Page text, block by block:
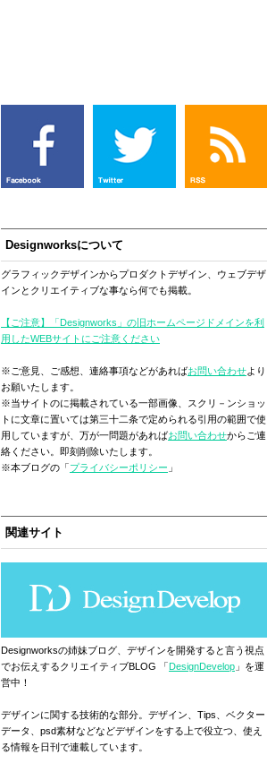
Designworksについて
グラフィックデザインからプロダクトデザイン、ウェブデザ
インとクリエイティブな事なら何でも掲載。
【ご注意】「Designworks」の旧ホームページドメインを利
用したWEBサイトにご注意ください
※ご意見、ご感想、連絡事項などがあればお問い合わせより
お願いたします。
※当サイトのに掲載されている一部画像、スクリ－ンショッ
トに文章に置いては第三十二条で定められる引用の範囲で使
用していますが、万が一問題があればお問い合わせからご連
絡ください。即刻削除いたします。
※本ブログの「プライバシーポリシー 」
関連サイト
Designworksの姉妹ブログ、デザインを開発すると言う視点
でお伝えするクリエイティブBLOG 「DesignDevelop 」を運
営中！
デザインに関する技術的な部分。デザイン、Tips、ベクター
データ、psd素材などなどデザインをする上で役立つ、使え
る情報を日刊で連載しています。